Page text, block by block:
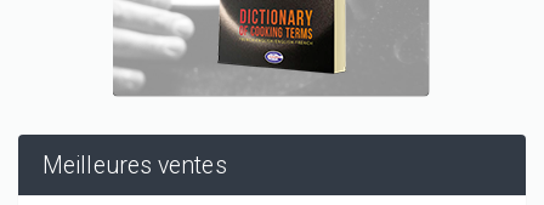
Meilleures ventes